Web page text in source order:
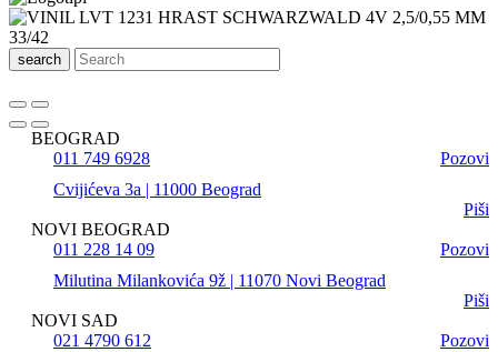
search
BEOGRAD
011 749 6928
Pozovi
Cvijićeva 3a | 11000 Beograd
Piši
NOVI BEOGRAD
011 228 14 09
Pozovi
Milutina Milankovića 9ž | 11070 Novi Beograd
Piši
NOVI SAD
021 4790 612
Pozovi